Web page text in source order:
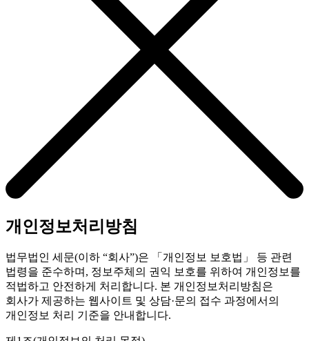
개인정보처리방침
법무법인 세문(이하 “회사”)은 「개인정보 보호법」 등 관련
법령을 준수하며, 정보주체의 권익 보호를 위하여 개인정보를
적법하고 안전하게 처리합니다. 본 개인정보처리방침은
회사가 제공하는 웹사이트 및 상담·문의 접수 과정에서의
개인정보 처리 기준을 안내합니다.